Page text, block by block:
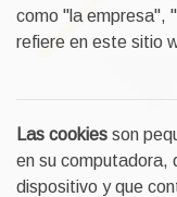
como "la empresa",
refiere en este sitio
Las cookies son
en su computadora,
dispositivo y que